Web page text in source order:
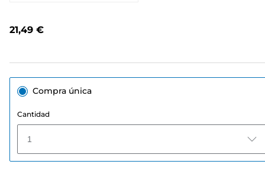
21,49 €
Compra única
Cantidad
1